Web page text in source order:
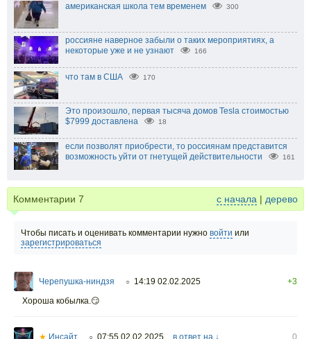
американская школа тем временем 300
россияне наверное забыли о таких мероприятиях, а
некоторые уже и не узнают
166
что там в США 170
Это произошло, первая тысяча домов Tesla стоимостью
$7999 доставлена
18
если позволят приобрести, то россиянам представится
возможность уйти от гнетущей действительности
161
Комментарии 7 с начала | дерево
Чтобы писать и оценивать комментарии нужно войти или
зарегистрироваться
Черепушка-ниндзя ○ 14:19 02.02.2025
+3
Хороша кобылка.😏
★ Инсайт ○ 07:55 02.02.2025 в ответ на ↓
0